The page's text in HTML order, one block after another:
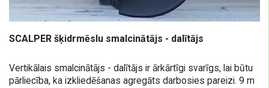
SCALPER šķidrmēslu smalcinātājs - dalītājs
Vertikālais smalcinātājs - dalītājs ir ārkārtīgi svarīgs, lai būtu
pārliecība, ka izkliedēšanas agregāts darbosies pareizi. 9 m